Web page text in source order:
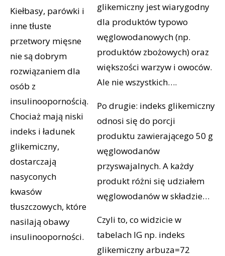
Kiełbasy, parówki i
inne tłuste
przetwory mięsne
nie są dobrym
rozwiązaniem dla
osób z
insulinoopornością.
Chociaż mają niski
indeks i ładunek
glikemiczny,
dostarczają
nasyconych
kwasów
tłuszczowych, które
nasilają obawy
insulinooporności.
glikemiczny jest wiarygodny
dla produktów typowo
węglowodanowych (np.
produktów zbożowych) oraz
większości warzyw i owoców.
Ale nie wszystkich….
Po drugie: indeks glikemiczny
odnosi się do porcji
produktu zawierającego 50 g
węglowodanów
przyswajalnych. A każdy
produkt różni się udziałem
węglowodanów w składzie…
Czyli to, co widzicie w
tabelach IG np. indeks
glikemiczny arbuza=72